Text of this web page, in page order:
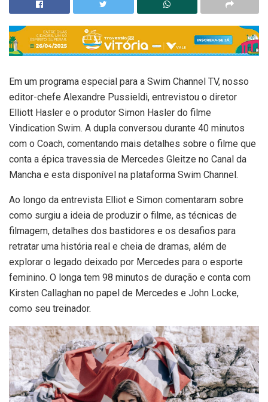
Em um programa especial para a Swim Channel TV, nosso
editor-chefe Alexandre Pussieldi, entrevistou o diretor
Elliott Hasler e o produtor Simon Hasler do filme
Vindication Swim. A dupla conversou durante 40 minutos
com o Coach, comentando mais detalhes sobre o filme que
conta a épica travessia de Mercedes Gleitze no Canal da
Mancha e esta disponível na plataforma Swim Channel.
Ao longo da entrevista Elliot e Simon comentaram sobre
como surgiu a ideia de produzir o filme, as técnicas de
filmagem, detalhes dos bastidores e os desafios para
retratar uma história real e cheia de dramas, além de
explorar o legado deixado por Mercedes para o esporte
feminino. O longa tem 98 minutos de duração e conta com
Kirsten Callaghan no papel de Mercedes e John Locke,
como seu treinador.